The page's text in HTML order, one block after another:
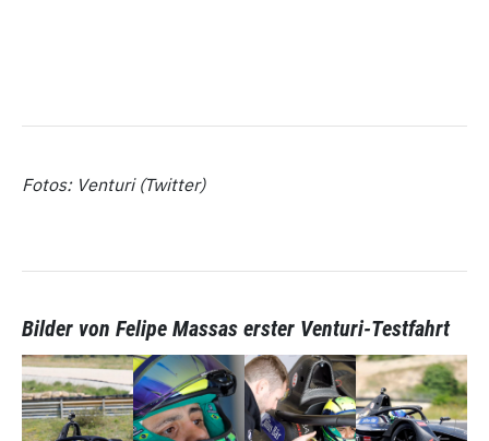
Fotos: Venturi (Twitter)
Bilder von Felipe Massas erster Venturi-Testfahrt